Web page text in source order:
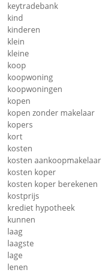
keytradebank
kind
kinderen
klein
kleine
koop
koopwoning
koopwoningen
kopen
kopen zonder makelaar
kopers
kort
kosten
kosten aankoopmakelaar
kosten koper
kosten koper berekenen
kostprijs
krediet hypotheek
kunnen
laag
laagste
lage
lenen